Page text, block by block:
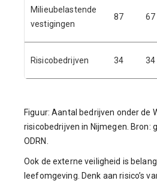
Milieubelastende
vestigingen
87 67
Risicobedrijven 34 34
Figuur: Aantal bedrijven onder de
risicobedrijven in Nijmegen. Bron:
ODRN.
Ook de externe veiligheid is
leefomgeving. Denk aan risico’s